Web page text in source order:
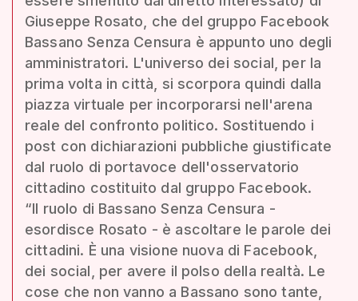
Giuseppe Rosato, che del gruppo Facebook
Bassano Senza Censura è appunto uno degli
amministratori. L'universo dei social, per la
prima volta in città, si scorpora quindi dalla
piazza virtuale per incorporarsi nell'arena
reale del confronto politico. Sostituendo i
post con dichiarazioni pubbliche giustificate
dal ruolo di portavoce dell'osservatorio
cittadino costituito dal gruppo Facebook.
“Il ruolo di Bassano Senza Censura -
esordisce Rosato - è ascoltare le parole dei
cittadini. È una visione nuova di Facebook,
dei social, per avere il polso della realtà. Le
cose che non vanno a Bassano sono tante,